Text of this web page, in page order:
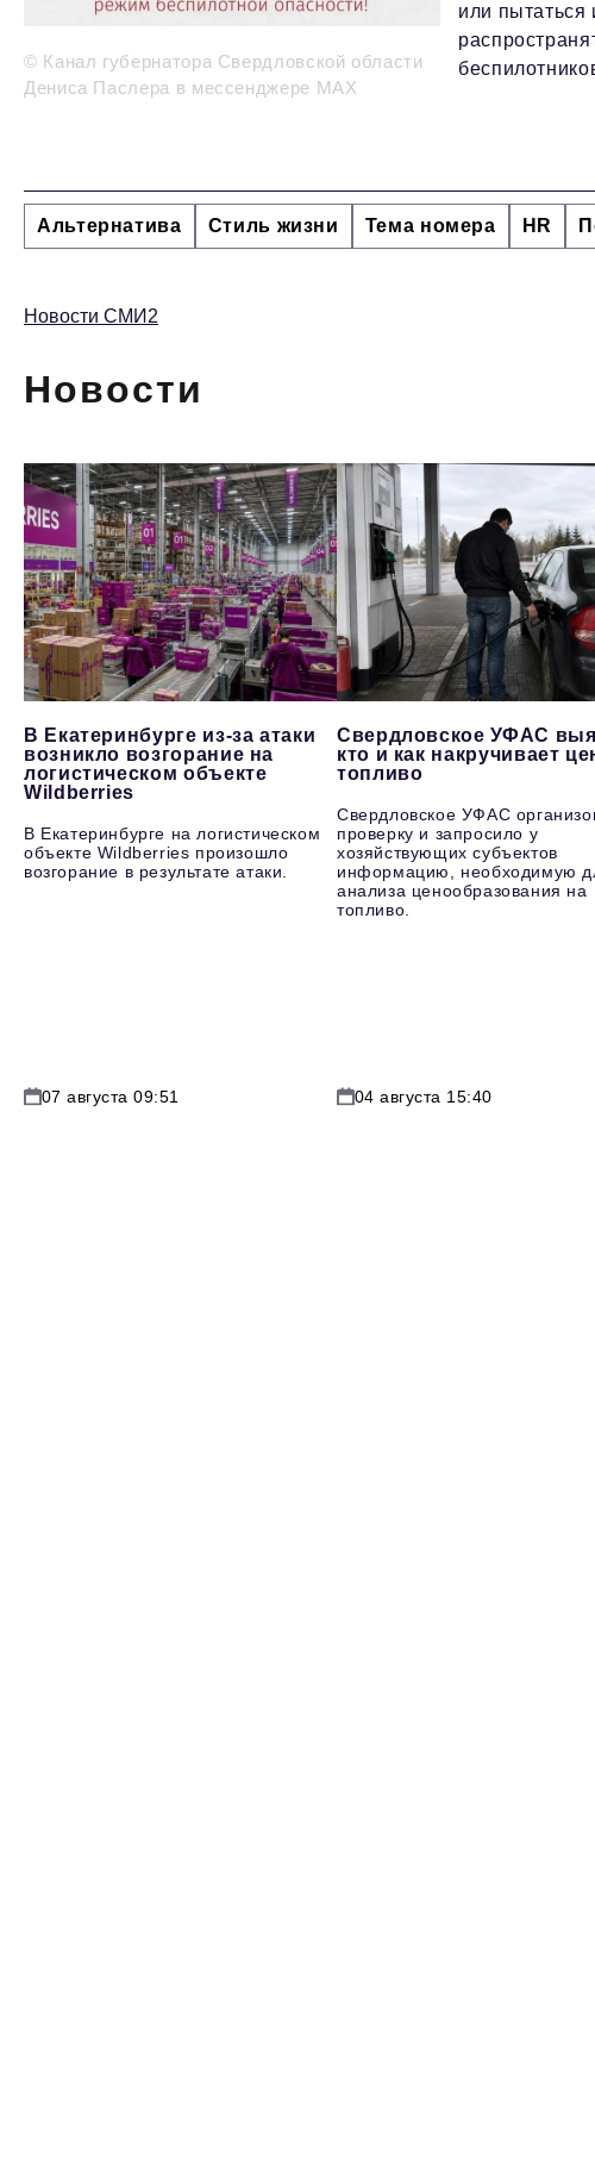
© Канал губернатора Свердловской области
Дениса Паслера в мессенджере MAX
или
Альтернатива Стиль жизни Тема номера HR
Новости СМИ2
Новости
В Екатеринбурге из-за атаки
возникло возгорание на
логистическом объекте
Wildberries
В Екатеринбурге на логистическом
объекте Wildberries произошло
возгорание в результате атаки.
07 августа 09:51
Свердловское УФАС
кто и как накручивает
топливо
Свердловское УФАС
проверку и запросило у
хозяйствующих субъектов
информацию, необходимую
анализа ценообразования на
топливо.
04 августа 15:40